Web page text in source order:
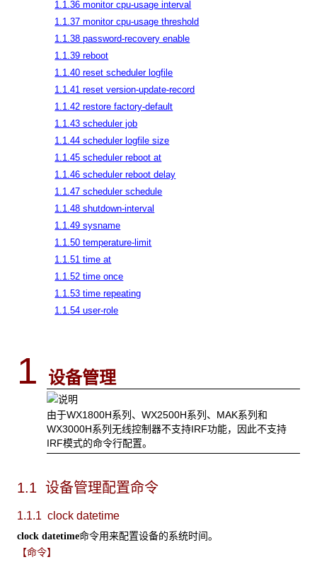
1.1.36 monitor cpu-usage interval
1.1.37 monitor cpu-usage threshold
1.1.38 password-recovery enable
1.1.39 reboot
1.1.40 reset scheduler logfile
1.1.41 reset version-update-record
1.1.42 restore factory-default
1.1.43 scheduler job
1.1.44 scheduler logfile size
1.1.45 scheduler reboot at
1.1.46 scheduler reboot delay
1.1.47 scheduler schedule
1.1.48 shutdown-interval
1.1.49 sysname
1.1.50 temperature-limit
1.1.51 time at
1.1.52 time once
1.1.53 time repeating
1.1.54 user-role
1 设备管理
由于WX1800H系列、WX2500H系列、MAK系列和
WX3000H系列无线控制器不支持IRF功能，因此不支持
IRF模式的命令行配置。
1.1 设备管理配置命令
1.1.1 clock datetime
clock datetime命令用来配置设备的系统时间。
【命令】